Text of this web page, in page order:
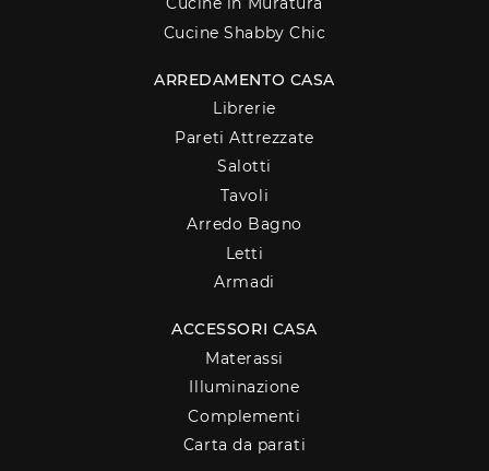
Cucine Shabby Chic
ARREDAMENTO CASA
Librerie
Pareti Attrezzate
Salotti
Tavoli
Arredo Bagno
Letti
Armadi
ACCESSORI CASA
Materassi
Illuminazione
Complementi
Carta da parati